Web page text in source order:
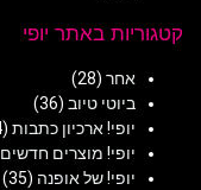
קטגוריות באתר יופי
אחר (28)
ביוטי טיוב (36)
יופי! ארכיון כתבות (954)
יופי! מוצרים חדשים
יופי! של אופנה (35)